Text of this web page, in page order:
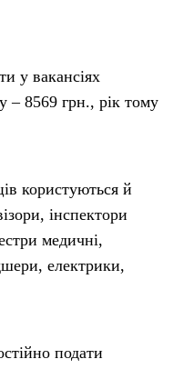
у вакансіях
– 8569 грн., рік тому
користуються й
інспектори
медичні,
електрики,
подати